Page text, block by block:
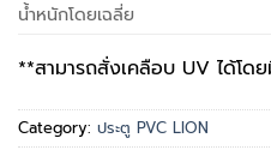
น้ำหนักโดยเฉลี่ย
**สามารถสั่งเคลือบ UV ได้โดย
Category: ประตู PVC LION